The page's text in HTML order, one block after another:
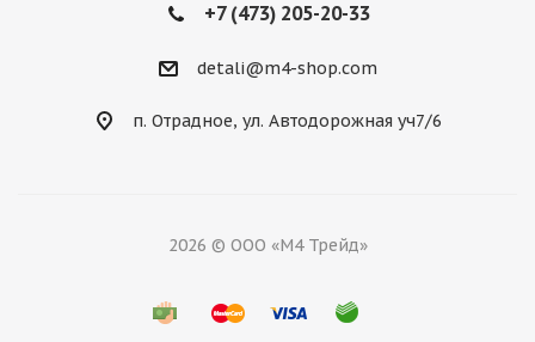
+7 (473) 205-20-33
detali@m4-shop.com
п. Отрадное, ул. Автодорожная уч7/6
2026 © ООО «М4 Трейд»